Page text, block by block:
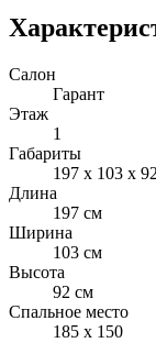
Салон
Гарант
Этаж
1
Габариты
197 x 103 x 92
Длина
197 см
Ширина
103 см
Высота
92 см
Спальное место
185 x 150